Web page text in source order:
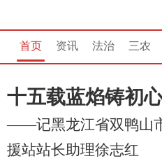
首页 资讯 法治 三农
十五载蓝焰铸初
——记黑龙江省双鸭山
援站站长助理徐志红